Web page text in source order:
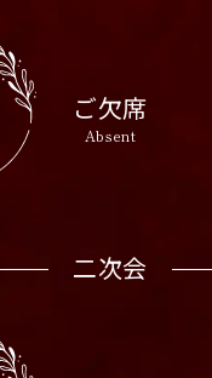
ご欠席
Absent
二次会